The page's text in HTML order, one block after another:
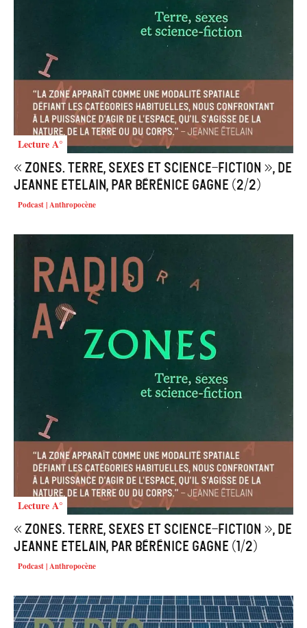
Lecture A°
« Zones. Terre, sexes et science-fiction », de
Jeanne Etelain, par Bérénice Gagne (2/2)
Podcast | Anthropocène
Lecture A°
« Zones. Terre, sexes et science-fiction », de
Jeanne Etelain, par Bérénice Gagne (1/2)
Podcast | Anthropocène